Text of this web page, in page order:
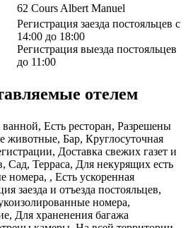
62 Cours Albert Manuel
Регистрация заезда постояльцев с
14:00 до 18:00
Регистрация выезда постояльцев
до 11:00
отелем
Есть ресторан, Разрешены
животные, Бар, Круглосуточная
Доставка свежих газет и
Сад, Терраса, Для некурящих есть
номера, , Есть ускоренная
заезда и отъезда постояльцев,
номера,
Для храненения багажа